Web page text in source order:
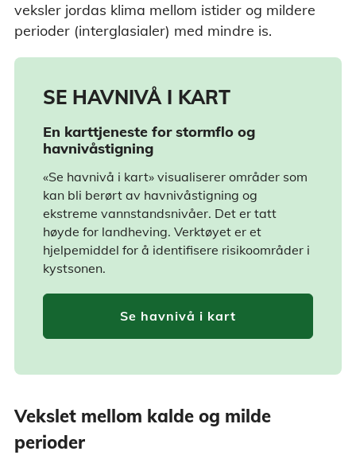
veksler jordas klima mellom istider og mildere
perioder (interglasialer) med mindre is.
SE HAVNIVÅ I KART
En karttjeneste for stormflo og
havnivåstigning
«Se havnivå i kart» visualiserer områder som
kan bli berørt av havnivåstigning og
ekstreme vannstandsnivåer. Det er tatt
høyde for landheving. Verktøyet er et
hjelpemiddel for å identifisere risikoområder i
kystsonen.
Se havnivå i kart
Vekslet mellom kalde og milde
perioder